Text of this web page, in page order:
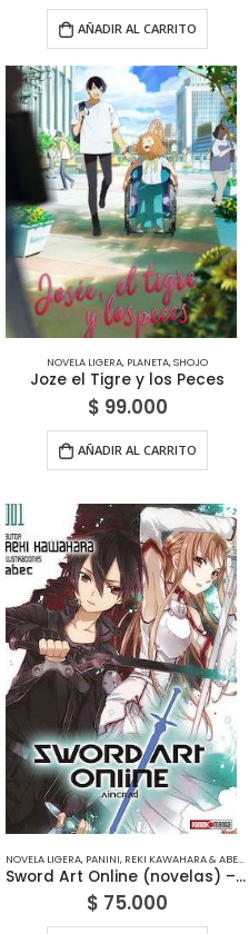
AÑADIR AL CARRITO
NOVELA LIGERA, PLANETA,SHOJO
Joze el Tigre y los Peces
$ 99.000
AÑADIR AL CARRITO
NOVELA LIGERA, PANINI, REKI KAWAHARA & ABEC
Sword Art Online (novelas) – Edición Panini México
$ 75.000